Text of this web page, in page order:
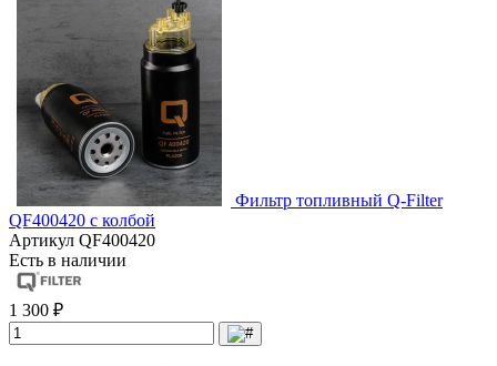
Фильтр топливный Q-Filter
QF400420 с колбой
Артикул QF400420
Есть в наличии
1 300 ₽